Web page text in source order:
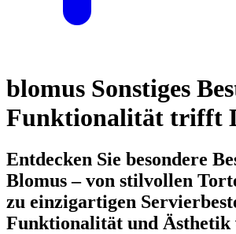
blomus Sonstiges
Funktionalität trifft
Entdecken Sie besondere
Blomus – von stilvollen
zu einzigartigen
Funktionalität und Ästhetik